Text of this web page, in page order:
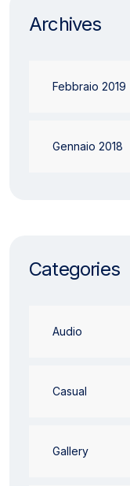
Archives
Febbraio 2019
Gennaio 2018
Categories
Audio
Casual
Gallery